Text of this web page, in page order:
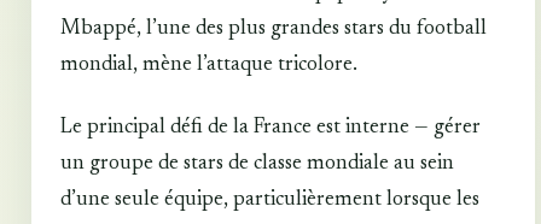
Mbappé, l’une des plus grandes stars du football
mondial, mène l’attaque tricolore.
Le principal défi de la France est interne — gérer
un groupe de stars de classe mondiale au sein
d’une seule équipe, particulièrement lorsque les